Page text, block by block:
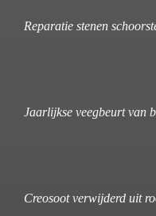
Reparatie stenen
Jaarlijkse veegbeurt van
Creosoot verwijderd uit